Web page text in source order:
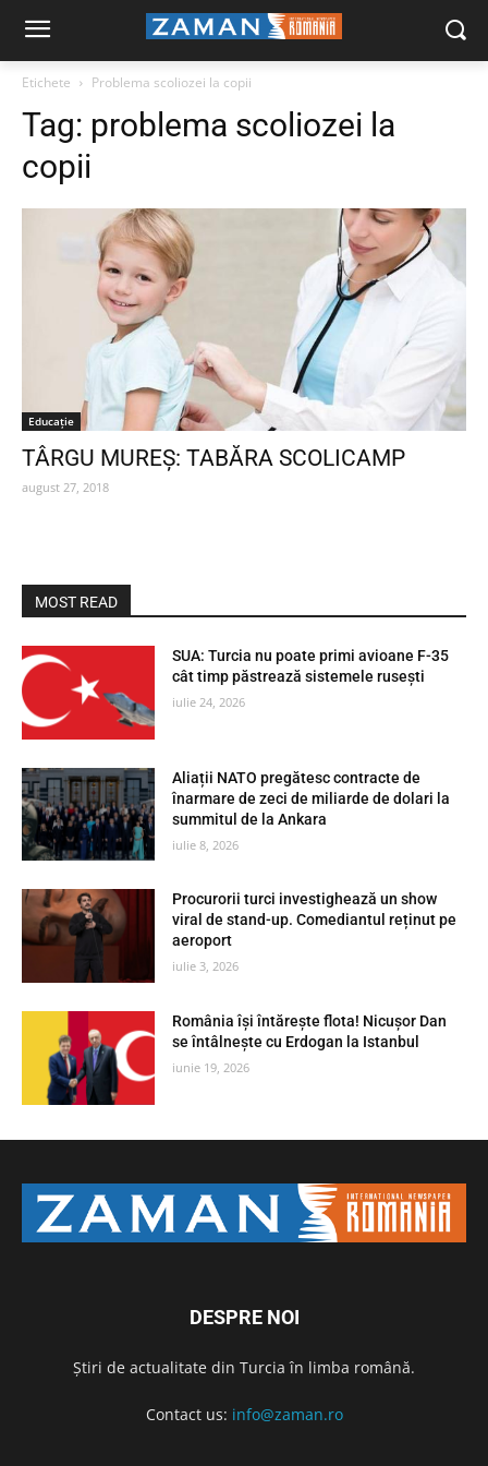
Etichete Problema scoliozei la copii
Tag: problema scoliozei la
copii
Educaţie
TÂRGU MUREŞ: TABĂRA SCOLICAMP
august 27, 2018
MOST READ
SUA: Turcia nu poate primi avioane F-35
cât timp păstrează sistemele rusești
iulie 24, 2026
Aliații NATO pregătesc contracte de
înarmare de zeci de miliarde de dolari la
summitul de la Ankara
iulie 8, 2026
Procurorii turci investighează un show
viral de stand-up. Comediantul reținut pe
aeroport
iulie 3, 2026
România își întărește flota! Nicușor Dan
se întâlnește cu Erdogan la Istanbul
iunie 19, 2026
DESPRE NOI
Știri de actualitate din Turcia în limba română.
Contact us: info@zaman.ro